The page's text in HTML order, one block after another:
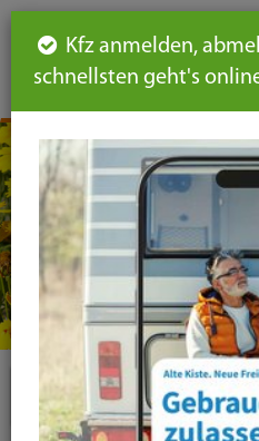
Plugins
Seiteninhalt
Hauptnavigation
Seitennavigation
leichte
Sprache
Kfz anmelden,
schnellsten geht's